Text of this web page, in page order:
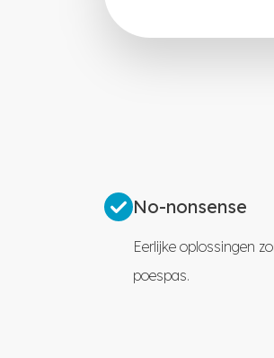
No-nonsense
Eerlijke oplossingen
poespas.